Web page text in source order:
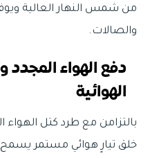
من شمس النهار العالية
والصالات.
دفع الهواء
الهوائية
بالتزامن مع طرد كتل
خلق تيارٍ هوائي مستمر يسمح